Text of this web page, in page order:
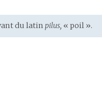
dulatin pilus, « poil ».